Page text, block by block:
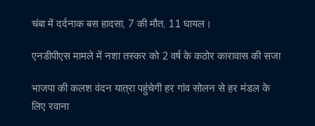
चंबा में दर्दनाक बस हादसा, 7 की मौत, 11 घायल।
एनडीपीएस मामले में नशा तस्कर को 2 वर्ष के कठोर कारावास की सजा
भाजपा की कलश वंदन यात्रा पहुंचेगी हर गांव सोलन से हर मंडल के
लिए रवाना